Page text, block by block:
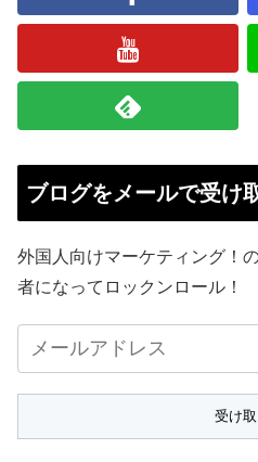
ブログをメールで受け
外国人向けマーケティング！
者になってロックンロール！
ー
ル